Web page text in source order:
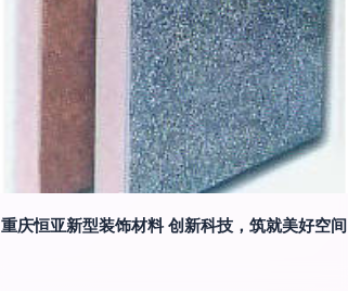
重庆恒亚新型装饰材料 创新科技，筑就美好空间